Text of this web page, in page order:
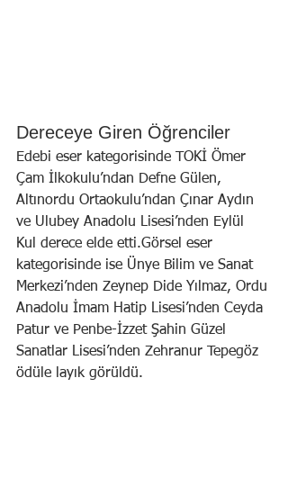
Dereceye Giren Öğrenciler
Edebi eser kategorisinde TOKİ Ömer
Çam İlkokulu’ndan Defne Gülen,
Altınordu Ortaokulu’ndan Çınar Aydın
ve Ulubey Anadolu Lisesi’nden Eylül
Kul derece elde etti.Görsel eser
kategorisinde ise Ünye Bilim ve Sanat
Merkezi’nden Zeynep Dide Yılmaz, Ordu
Anadolu İmam Hatip Lisesi’nden Ceyda
Patur ve Penbe-İzzet Şahin Güzel
Sanatlar Lisesi’nden Zehranur Tepegöz
ödüle layık görüldü.